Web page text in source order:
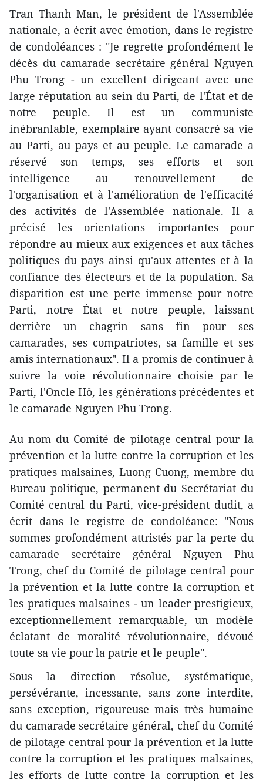
Tran Thanh Man, le président de l'Assemblée
nationale, a écrit avec émotion, dans le registre
de condoléances : "Je regrette profondément le
décès du camarade secrétaire général Nguyen
Phu Trong - un excellent dirigeant avec une
large réputation au sein du Parti, de l'État et de
notre peuple. Il est un communiste
inébranlable, exemplaire ayant consacré sa vie
au Parti, au pays et au peuple. Le camarade a
réservé son temps, ses efforts et son
intelligence au renouvellement de
l'organisation et à l'amélioration de l'efficacité
des activités de l'Assemblée nationale. Il a
précisé les orientations importantes pour
répondre au mieux aux exigences et aux tâches
politiques du pays ainsi qu'aux attentes et à la
confiance des électeurs et de la population. Sa
disparition est une perte immense pour notre
Parti, notre État et notre peuple, laissant
derrière un chagrin sans fin pour ses
camarades, ses compatriotes, sa famille et ses
amis internationaux". Il a promis de continuer à
suivre la voie révolutionnaire choisie par le
Parti, l'Oncle Hô, les générations précédentes et
le camarade Nguyen Phu Trong.
Au nom du Comité de pilotage central pour la
prévention et la lutte contre la corruption et les
pratiques malsaines, Luong Cuong, membre du
Bureau politique, permanent du Secrétariat du
Comité central du Parti, vice-président dudit, a
écrit dans le registre de condoléance: "Nous
sommes profondément attristés par la perte du
camarade secrétaire général Nguyen Phu
Trong, chef du Comité de pilotage central pour
la prévention et la lutte contre la corruption et
les pratiques malsaines - un leader prestigieux,
exceptionnellement remarquable, un modèle
éclatant de moralité révolutionnaire, dévoué
toute sa vie pour la patrie et le peuple".
Sous la direction résolue, systématique,
persévérante, incessante, sans zone interdite,
sans exception, rigoureuse mais très humaine
du camarade secrétaire général, chef du Comité
de pilotage central pour la prévention et la lutte
contre la corruption et les pratiques malsaines,
les efforts de lutte contre la corruption et les